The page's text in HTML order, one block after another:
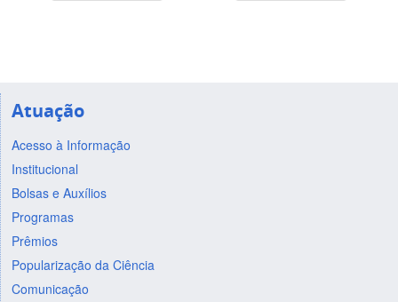
Atuação
Acesso à Informação
Institucional
Bolsas e Auxílios
Programas
Prêmios
Popularização da Ciência
Comunicação